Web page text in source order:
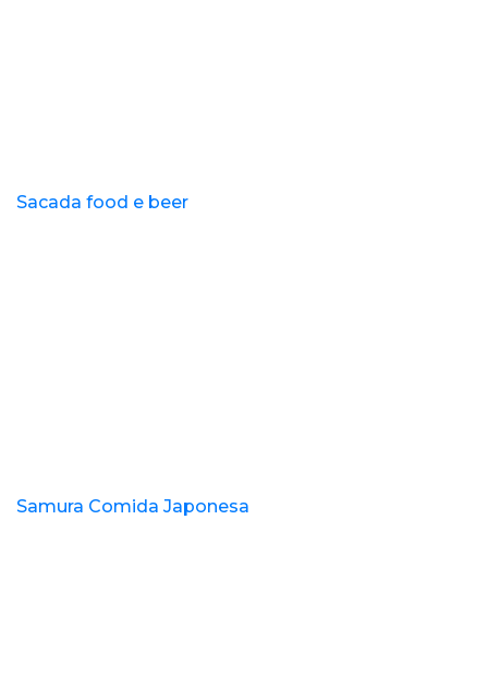
Sacada food e beer
Samura Comida Japonesa